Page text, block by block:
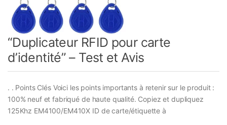
“Duplicateur RFID pour carte
d’identité” – Test et Avis
. . Points Clés Voici les points importants à retenir sur le produit :
100% neuf et fabriqué de haute qualité. Copiez et dupliquez
125Khz EM4100/EM410X ID de carte/étiquette à